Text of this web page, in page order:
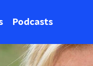
Podcasts